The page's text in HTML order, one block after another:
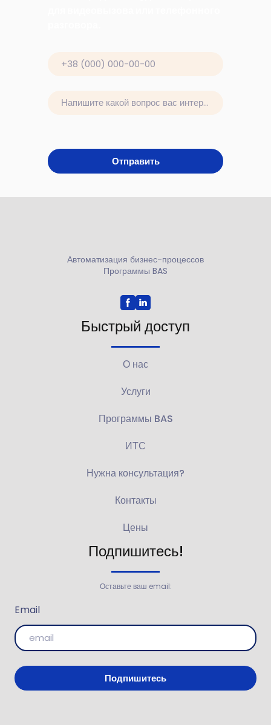
Отправить
Автоматизация бизнес-процессов
Программы BAS
Быстрый доступ
О нас
Услуги
Программы BAS
ИТС
Нужна консультация?
Контакты
Цены
Подпишитесь!
Оставьте ваш email:
Email
Подпишитесь